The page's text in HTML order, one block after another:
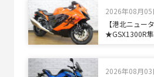
2026年08月05
【港北ニュー
★GSX1300R
2026年08月03